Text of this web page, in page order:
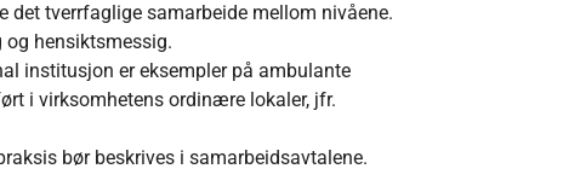
tverrfaglige samarbeide mellom nivåene.
og hensiktsmessig.
institusjon er eksempler på ambulante
i virksomhetens ordinære lokaler, jfr.
bør beskrives i samarbeidsavtalene.